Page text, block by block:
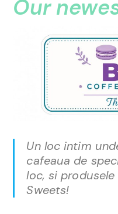
Our
Un loc intim
cafeaua de
loc, si
Sweets!